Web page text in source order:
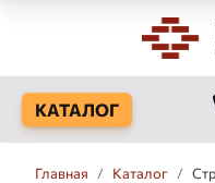
КАТАЛОГ
Главная / Каталог /